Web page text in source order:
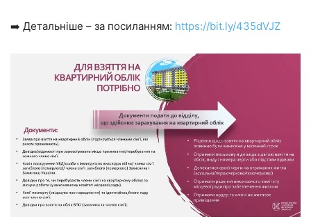
➡️ Детальніше – за посиланням: https://bit.ly/435dVJZ